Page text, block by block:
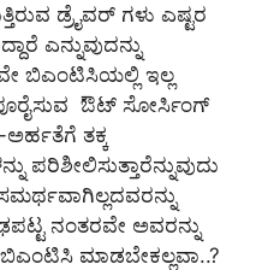
ಡ್ರೈವರ್‌ ಗಳು ಎಷ್ಟರ
ಎನ್ನುವುದನ್ನು
ಬಿಎಂಟಿಸಿಯಲ್ಲಿ ಇಲ್ಲ
ಪೂರೈಸುವ ಔಟ್‌ ಸೋರ್ಸಿಂಗ್‌
ತಕ್ಕ
ಪರಿಶೀಲಿಸುತ್ತಾರೆನ್ನುವುದು
ನಂತರವೇ ಅವರನ್ನು
ಬಿಎಂಟಿಸಿ ಮಾಡಬೇಕಲ್ಲವಾ..?